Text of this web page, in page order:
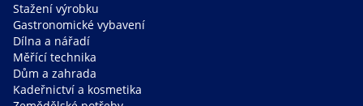
Stažení výrobku
Gastronomické vybavení
Dílna a nářadí
Měřící technika
Dům a zahrada
Kadeřnictví a kosmetika